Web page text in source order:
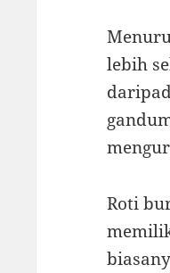
lebih
Roti